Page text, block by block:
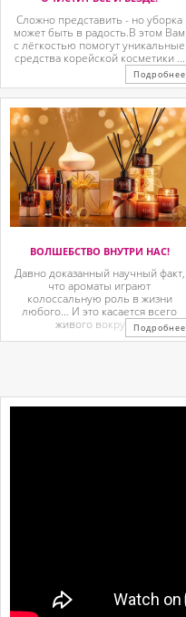
Сложно представить - но уборка
может быть в радость.В этом Вам
с лёгкостью помогут уникальные
средства корейской косметики ...
Подробнее
ВОЛШЕБСТВО ВНУТРИ НАС!
Давно доказанный научный факт,
что ароматы играют
колоссальную роль в жизни
любого… И это касается всего
живого вокруг. ...Подробнее